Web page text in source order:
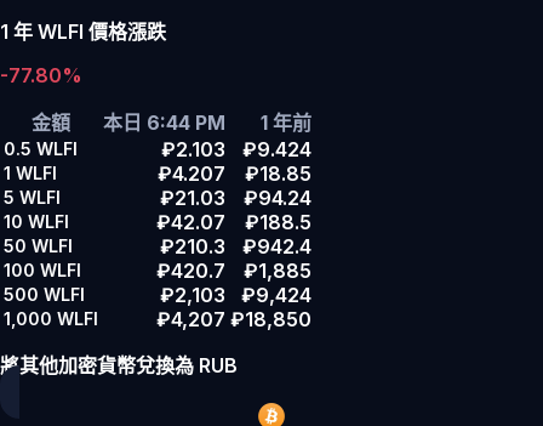
1 年 WLFI 價格漲跌
-77.80%
金額
本日 6:44 PM 1 年前
0.5 WLFI ₽2.103 ₽9.424
1 WLFI ₽4.207 ₽18.85
5 WLFI ₽21.03 ₽94.24
10 WLFI ₽42.07 ₽188.5
50 WLFI ₽210.3 ₽942.4
100 WLFI ₽420.7 ₽1,885
500 WLFI ₽2,103 ₽9,424
1,000 WLFI ₽4,207 ₽18,850
將其他加密貨幣兌換為 RUB